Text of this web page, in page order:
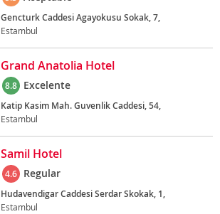
Gencturk Caddesi Agayokusu Sokak, 7,
Estambul
Grand Anatolia Hotel
8.8 Excelente
Katip Kasim Mah. Guvenlik Caddesi, 54,
Estambul
Samil Hotel
4.6 Regular
Hudavendigar Caddesi Serdar Skokak, 1,
Estambul